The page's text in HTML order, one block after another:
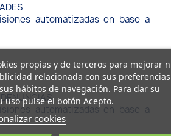
automatizadas en base a
automatizadas en base a
propias y de terceros para mejorar
relacionada con sus preferencias
hábitos de navegación. Para dar su
uso pulse el botón Acepto.
cookies